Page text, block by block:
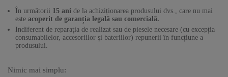
În următorii 15 ani de la achiziționarea produsului dvs., care nu mai
este acoperit de garanția legală sau comercială.
Indiferent de reparația de realizat sau de piesele necesare (cu excepția
consumabilelor, accesoriilor și bateriilor) repunerii în funcțiune a
produsului.
Nimic mai simplu: